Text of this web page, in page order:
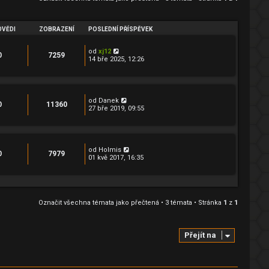
ZOBRAZENÍ POSLEDNÍ PŘÍSPĚVEK
7259 od xj12
14 bře 2025, 12:26
11360 od Danek
27 bře 2019, 09:55
7979 od Holmis
01 kvě 2017, 16:35
Označit všechna témata jako přečtená • 3 témata • Stránka 1 z 1
Přejít na